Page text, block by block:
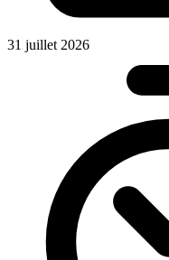
31 juillet 2026